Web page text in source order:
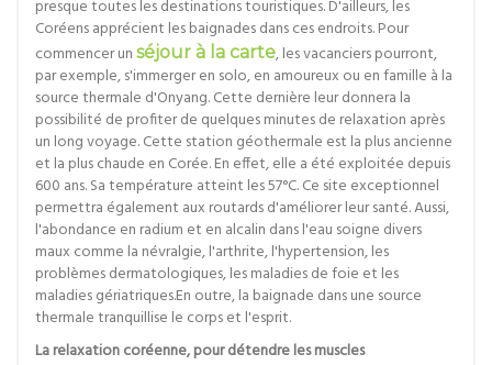
presque toutes les destinations touristiques. D'ailleurs, les
Coréens apprécient les baignades dans ces endroits. Pour
commencer un séjour à la carte, les vacanciers pourront,
par exemple, s'immerger en solo, en amoureux ou en famille à la
source thermale d'Onyang. Cette dernière leur donnera la
possibilité de profiter de quelques minutes de relaxation après
un long voyage. Cette station géothermale est la plus ancienne
et la plus chaude en Corée. En effet, elle a été exploitée depuis
600 ans. Sa température atteint les 57°C. Ce site exceptionnel
permettra également aux routards d'améliorer leur santé. Aussi,
l'abondance en radium et en alcalin dans l'eau soigne divers
maux comme la névralgie, l'arthrite, l'hypertension, les
problèmes dermatologiques, les maladies de foie et les
maladies gériatriques.En outre, la baignade dans une source
thermale tranquillise le corps et l'esprit.
La relaxation coréenne, pour détendre les muscles